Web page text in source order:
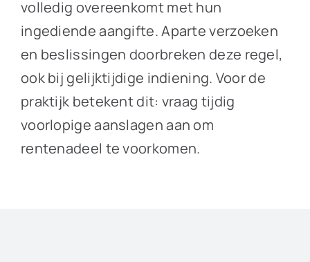
volledig overeenkomt met hun
ingediende aangifte. Aparte verzoeken
en beslissingen doorbreken deze regel,
ook bij gelijktijdige indiening. Voor de
praktijk betekent dit: vraag tijdig
voorlopige aanslagen aan om
rentenadeel te voorkomen.